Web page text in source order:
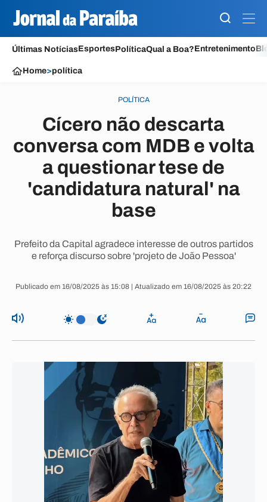
Últimas NotíciasEsportesPolíticaQual a Boa?Entretenimento
Home>política
POLÍTICA
Cícero não descarta
conversa com MDB e volta
a questionar tese de
'candidatura natural' na
base
Prefeito da Capital agradece interesse de outros partidos
e reforça discurso sobre 'projeto de João Pessoa'
Publicado em 16/08/2025 às 15:08 | Atualizado em 16/08/2025 às 20:22